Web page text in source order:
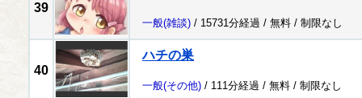
39
一般(雑談) / 15731分経過 / 無料 / 制限なし
40
ハチの巣
一般(その他) / 111分経過 / 無料 / 制限なし